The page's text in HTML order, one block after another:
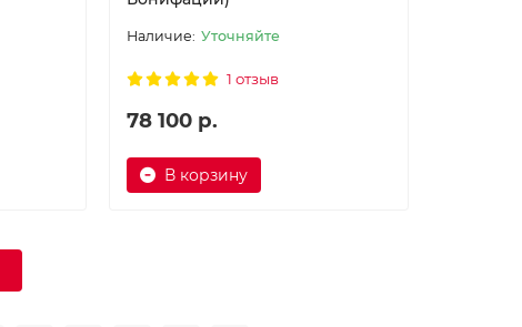
Уточняйте
1 отзыв
78 100 р.
В корзину